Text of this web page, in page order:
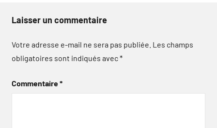
Laisser un commentaire
Votre adresse e-mail ne sera pas publiée. Les champs
obligatoires sont indiqués avec*
Commentaire*